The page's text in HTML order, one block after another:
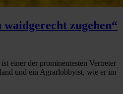
zugehen“
einer der prominentesten Vertreter
und ein Agrarlobbyist, wie er im